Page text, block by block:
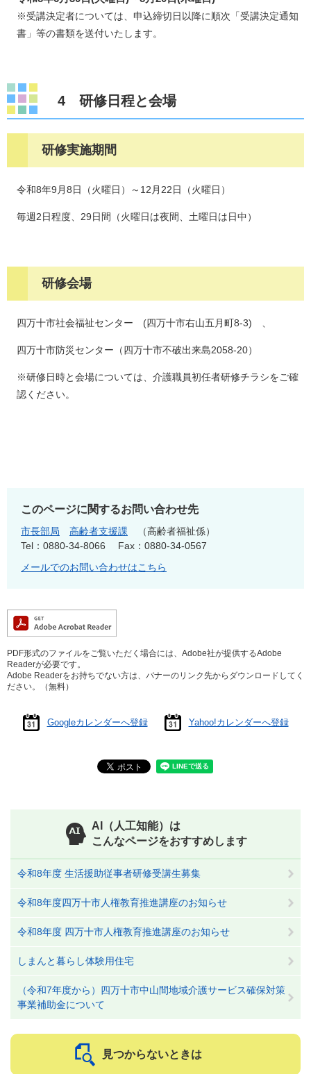
※受講決定者については、申込締切日以降に順次「受講決定通知
書」等の書類を送付いたします。
​4 研修日程と会場
研修実施期間
令和8年9月8日（火曜日）～12月22日（火曜日）
毎週2日程度、29日間（火曜日は夜間、土曜日は日中）
研修会場
四万十市社会福祉センター (四万十市右山五月町8-3) 、
四万十市防災センター（四万十市不破出来島2058-20）
※研修日時と会場については、介護職員初任者研修チラシをご確
認ください。
このページに関するお問い合わせ先
市長部局 高齢者支援課
高齢者福祉係
Tel：0880-34-8066
Fax：0880-34-0567
メールでのお問い合わせはこちら
PDF形式のファイルをご覧いただく場合には、Adobe社が提供するAdobe
Readerが必要です。
Adobe Readerをお持ちでない方は、バナーのリンク先からダウンロードしてく
ださい。（無料）
Googleカレンダーへ登録 Yahoo!カレンダーへ登録
AI（人工知能）は
こんなページをおすすめします
令和8年度 生活援助従事者研修受講生募集
令和8年度四万十市人権教育推進講座のお知らせ
令和8年度 四万十市人権教育推進講座のお知らせ
しまんと暮らし体験用住宅
（令和7年度から）四万十市中山間地域介護サービス確保対策
事業補助金について
見つからないときは